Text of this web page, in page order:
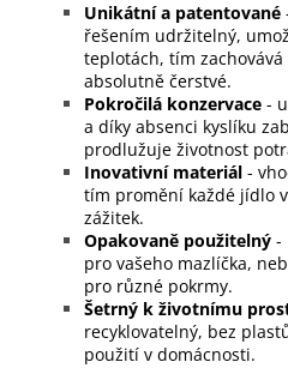
Unikátní a patentované
řešením udržitelný,
teplotách, tím
absolutně čerstvé.
Pokročilá konzervace -
a díky absenci kyslíku
prodlužuje životnost
Inovativní materiál -
tím promění každé jídlo
zážitek.
Opakovaně použitelný -
pro vašeho mazlíčka,
pro různé pokrmy.
Šetrný k životnímu
recyklovatelný, bez
použití v domácnosti.